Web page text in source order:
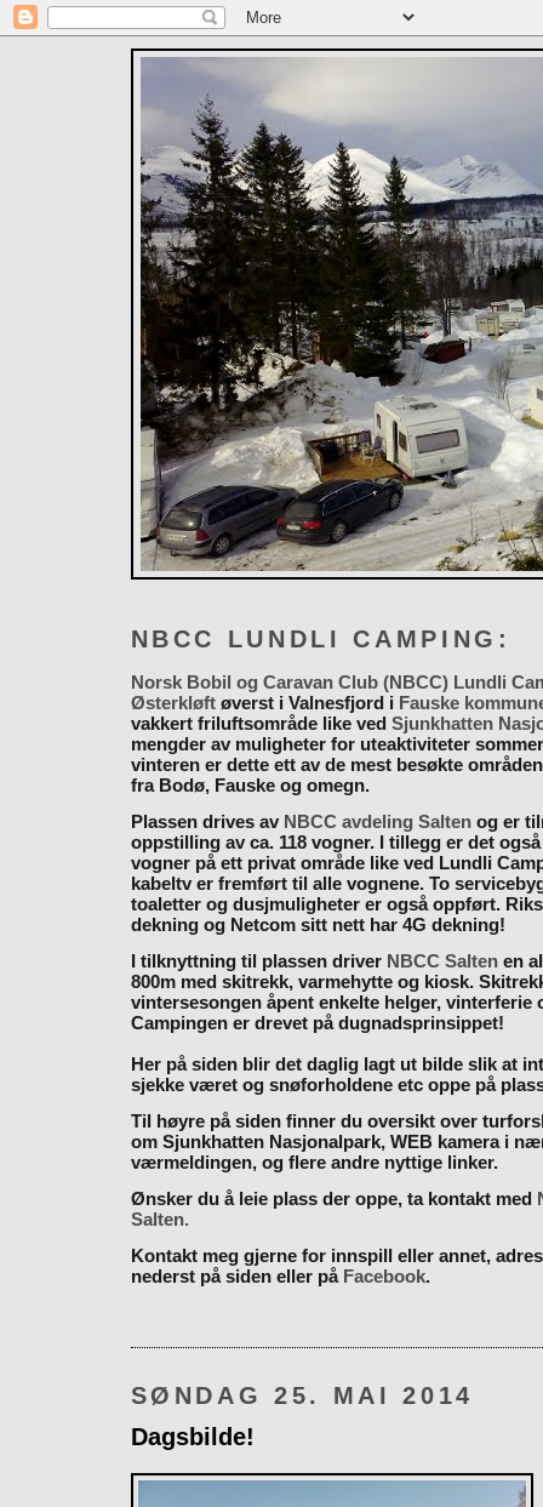
NBCC LUNDLI CAMPING:
Norsk Bobil og Caravan Club (NBCC) Lundli
Østerkløftøverst i Valnesfjord i Fauske
vakkert friluftsområde like ved Sjunkhatten
mengder av muligheter for uteaktiviteter
vinteren er dette ett av de mest besøkte
fra Bodø, Fauske og omegn.
Plassen drives av NBCC avdeling Saltenog er
oppstilling av ca. 118 vogner. I tillegg er det
vogner på ett privat område like ved Lundli
kabeltv er fremført til alle vognene. To
toaletter og dusjmuligheter er også oppført.
dekning og Netcom sitt nett har 4G dekning!
I tilknyttning til plassen driver NBCC Saltenen
800m med skitrekk, varmehytte og kiosk.
vintersesongen åpent enkelte helger, vinterferie
Campingen er drevet på dugnadsprinsippet!
Her på siden blir det daglig lagt ut bilde slik at
sjekke været og snøforholdene etc oppe på
Til høyre på siden finner du oversikt over
om Sjunkhatten Nasjonalpark, WEB kamera i
værmeldingen, og flere andre nyttige linker.
Ønsker du å leie plass der oppe, ta kontakt med
Salten.
Kontakt meg gjerne for innspill eller annet,
nederst på siden eller på Facebook.
SØNDAG 25. MAI 2014
Dagsbilde!